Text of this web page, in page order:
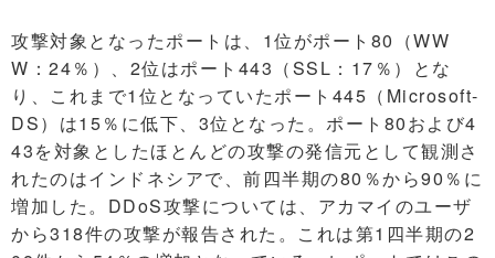
攻撃対象となったポートは、1位がポート80（WW
W：24％）、2位はポート443（SSL：17％）とな
り、これまで1位となっていたポート445（Microsoft-
DS）は15％に低下、3位となった。ポート80および4
43を対象としたほとんどの攻撃の発信元として観測さ
れたのはインドネシアで、前四半期の80％から90％に
増加した。DDoS攻撃については、アカマイのユーザ
から318件の攻撃が報告された。これは第1四半期の2